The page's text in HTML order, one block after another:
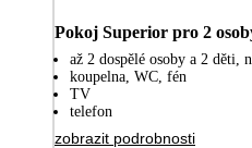
Pokoj Superior pro 2
až 2 dospělé osoby a 2 děti,
koupelna, WC, fén
TV
telefon
zobrazit podrobnosti